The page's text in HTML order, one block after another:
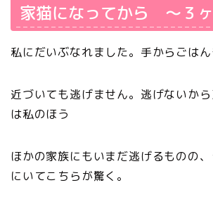
家猫になってから ～３
私にだいぶなれました。手からごはん
近づいても逃げません。逃げないか
は私のほう
ほかの家族にもいまだ逃げるものの
にいてこちらが驚く。